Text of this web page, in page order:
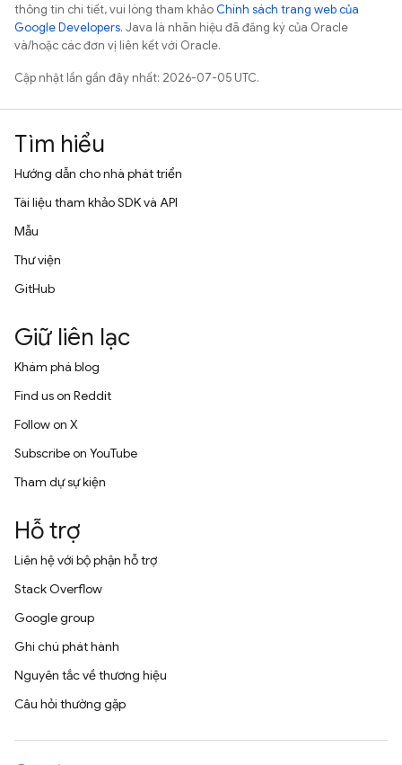
thông tin chi tiết, vui lòng tham khảoChính sách trang web của
Google Developers. Java là nhãn hiệu đã đăng ký của Oracle
và/hoặc các đơn vị liên kết với Oracle.
Cập nhật lần gần đây nhất: 2026-07-05 UTC.
Tìm hiểu
Hướng dẫn cho nhà phát triển
Tài liệu tham khảo SDK và API
Mẫu
Thư viện
GitHub
Giữ liên lạc
Khám phá blog
Find us on Reddit
Follow on X
Subscribe on YouTube
Tham dự sự kiện
Hỗ trợ
Liên hệ với bộ phận hỗ trợ
Stack Overflow
Google group
Ghi chú phát hành
Nguyên tắc về thương hiệu
Câu hỏi thường gặp